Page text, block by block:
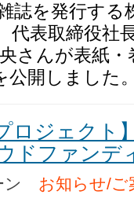
誌を発行する
代表取締役社
さんが表紙
公開しました
ロジェクト
ドファンデ
ン お知らせ/ご